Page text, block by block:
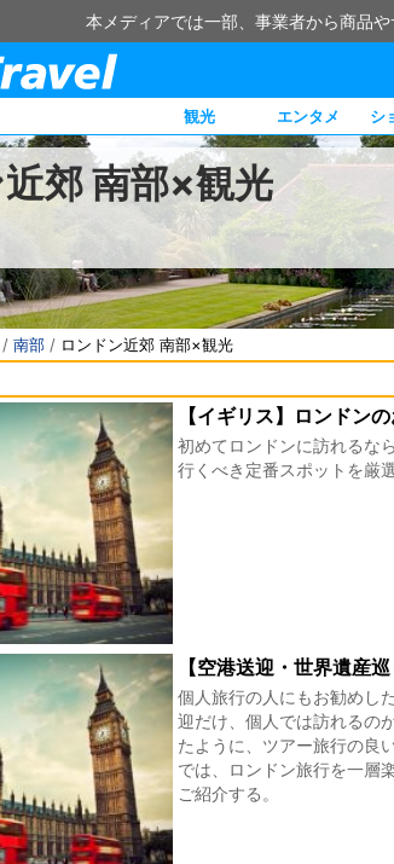
本メディアでは一部、事業者から商品
観光 エンタメ シ
郊 南部×観光
/ 南部 / ロンドン近郊 南部×観光
【イギリス】ロンドン
初めてロンドンに訪れるな
行くべき定番スポットを厳
【空港送迎・世界遺産
個人旅行の人にもお勧めし
迎だけ、個人では訪れるの
たように、ツアー旅行の良
では、ロンドン旅行を一層
ご紹介する。